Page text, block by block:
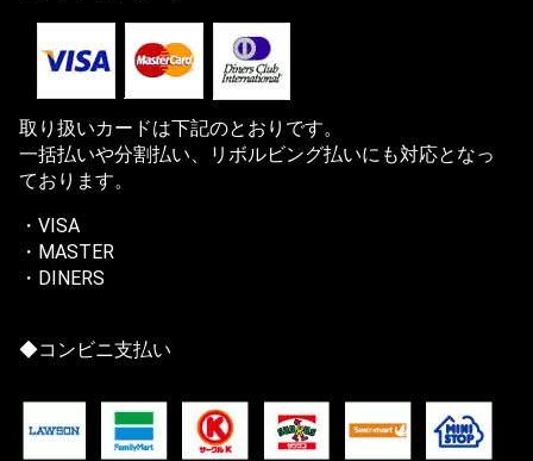
取り扱いカードは下記のとおりです。
一括払いや分割払い、リボルビング払いにも対応となっ
ております。
・VISA
・MASTER
・DINERS
◆コンビニ支払い